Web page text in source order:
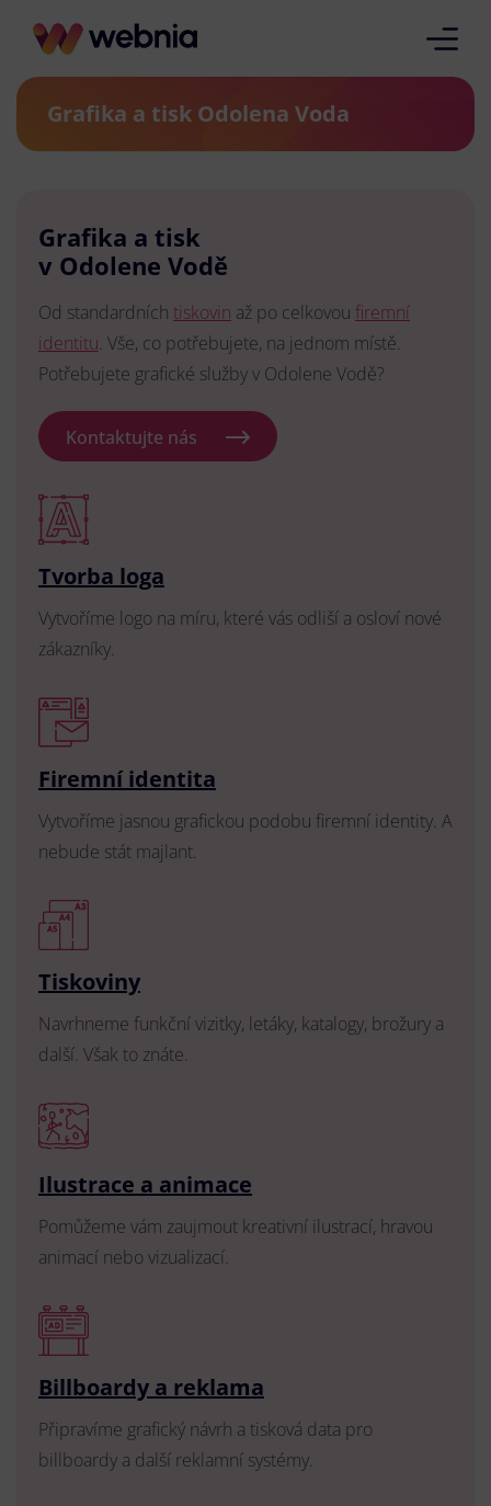
Grafika a tisk Odolena Voda
Grafika a tisk
v Odolene Vodě
Od standardních tiskovin až po celkovou firemní
identitu. Vše, co potřebujete, na jednom místě.
Potřebujete grafické služby v Odolene Vodě?
Kontaktujte nás
Tvorba loga
Vytvoříme logo na míru, které vás odliší a osloví nové
zákazníky.
Firemní identita
Vytvoříme jasnou grafickou podobu firemní identity. A
nebude stát majlant.
Tiskoviny
Navrhneme funkční vizitky, letáky, katalogy, brožury a
další. Však to znáte.
Ilustrace a animace
Pomůžeme vám zaujmout kreativní ilustrací, hravou
animací nebo vizualizací.
Billboardy a reklama
Připravíme grafický návrh a tisková data pro
billboardy a další reklamní systémy.